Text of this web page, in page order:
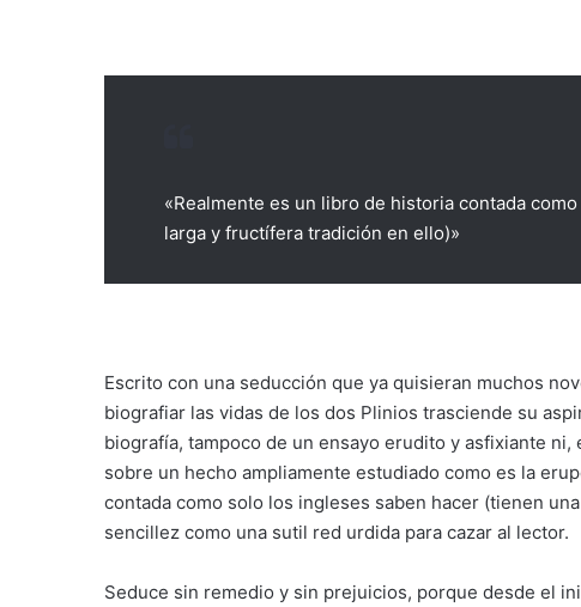
«Realmente es un libro de historia contada
larga y fructífera tradición en ello)»
Escrito con una seducción que ya quisieran muchos
biografiar las vidas de los dos Plinios trasciende su
biografía, tampoco de un ensayo erudito y asfixiante
sobre un hecho ampliamente estudiado como es la
contada como solo los ingleses saben hacer (tienen
sencillez como una sutil red urdida para cazar al lector.
Seduce sin remedio y sin prejuicios, porque desde el